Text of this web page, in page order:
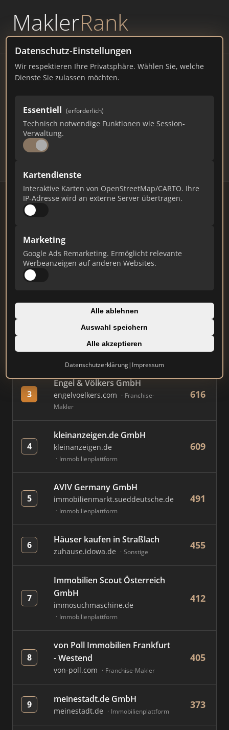
MaklerRank
powered byWAVEPOINT
Datenschutz-Einstellungen
Wir respektieren Ihre Privatsphäre. Wählen Sie, welche
Dienste Sie zulassen möchten.
Essentiell (erforderlich)
Technisch notwendige Funktionen wie Session-
Verwaltung.
Kartendienste
Interaktive Karten von OpenStreetMap/CARTO. Ihre
IP-Adresse wird an externe Server übertragen.
Marketing
Google Ads Remarketing. Ermöglicht relevante
Werbeanzeigen auf anderen Websites.
Alle ablehnen
Auswahl speichern
Alle akzeptieren
Datenschutzerklärung| Impressum
Immobilienmakler Freising –
Ranking Juli 2026
BAYERN 45.857 EINWOHNER
74 458
# MAKLER / FIRMA
1 immobilienscout24.de
Immobilienplattform
834
AVIV Germany GmbH
immowelt.de Immobilienplattform
3
Engel & Völkers GmbH
engelvoelkers.com
Franchise-
Makler
616
4
kleinanzeigen.de GmbH
kleinanzeigen.de
Immobilienplattform
609
5
AVIV Germany GmbH
immobilienmarkt.sueddeutsche.de
Immobilienplattform
491
6 Häuser kaufen in Straßlach
zuhause.idowa.de Sonstige
455
7
Immobilien Scout Österreich
GmbH
immosuchmaschine.de
Immobilienplattform
412
8
von Poll Immobilien Frankfurt
- Westend
von-poll.com Franchise-Makler
405
9 meinestadt.de GmbH
meinestadt.de Immobilienplattform
373